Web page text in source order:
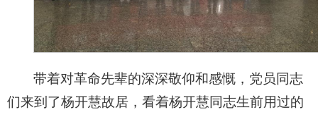
带着对革命先辈的深深敬仰和感慨，党员同志
们来到了杨开慧故居，看着杨开慧同志生前用过的